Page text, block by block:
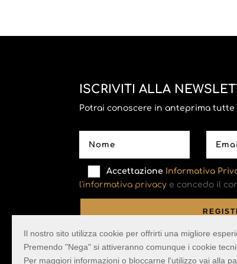
ISCRIVITI ALLA
Potrai conoscere in anteprima
Accettazione Informativa
l'informativa privacy e concedo il
Il nostro sito utilizza cookie per offrirti una migliore
Premendo "Nega" si attiveranno comunque i cookie
Per maggiori informazioni o bloccarne l'utilizzo vai alla